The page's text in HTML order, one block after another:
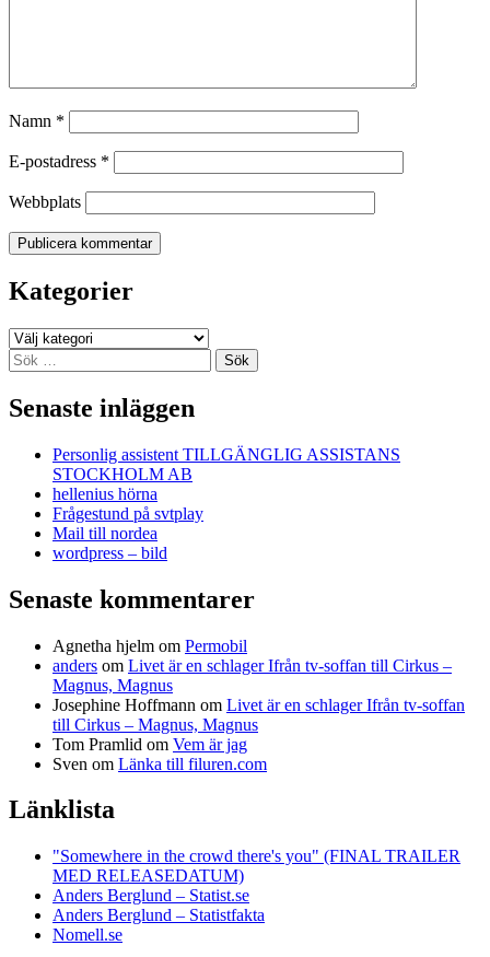
Namn *
E-postadress *
Webbplats
Kategorier
Kategorier
Sök
efter:
Senaste inläggen
Personlig assistent TILLGÄNGLIG ASSISTANS
STOCKHOLM AB
hellenius hörna
Frågestund på svtplay
Mail till nordea
wordpress – bild
Senaste kommentarer
Agnetha hjelm om Permobil
anders om Livet är en schlager Ifrån tv-soffan till Cirkus –
Magnus, Magnus
Josephine Hoffmann om Livet är en schlager Ifrån tv-soffan
till Cirkus – Magnus, Magnus
Tom Pramlid om Vem är jag
Sven om Länka till filuren.com
Länklista
"Somewhere in the crowd there's you" (FINAL TRAILER
MED RELEASEDATUM)
Anders Berglund – Statist.se
Anders Berglund – Statistfakta
Nomell.se